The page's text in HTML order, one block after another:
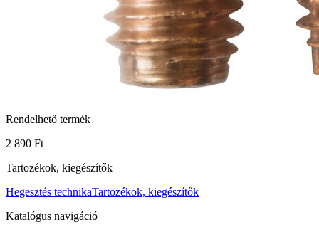
Rendelhető termék
2 890 Ft
Tartozékok, kiegészítők
Hegesztés technikaTartozékok, kiegészítők
Katalógus navigáció